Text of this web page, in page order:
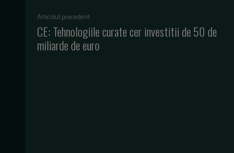
Articolul precedent
CE: Tehnologiile curate cer investitii de 50 de
miliarde de euro